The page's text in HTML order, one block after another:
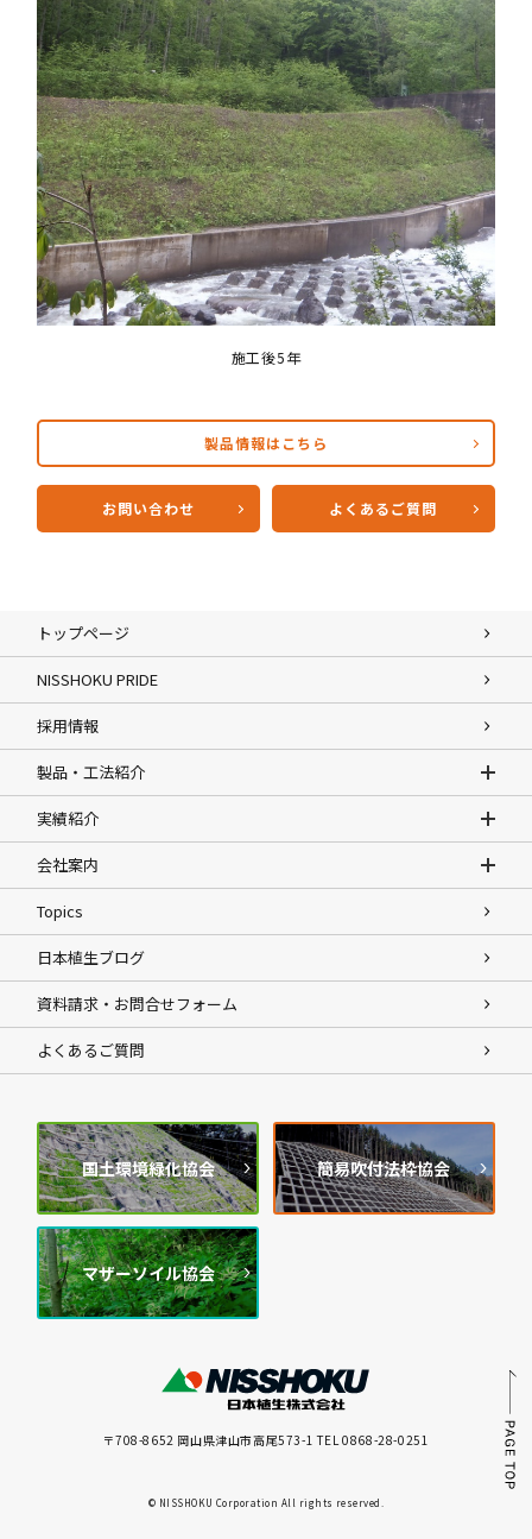
施工後5年
製品情報はこちら
お問い合わせ よくあるご質問
トップページ
NISSHOKU PRIDE
採用情報
製品・工法紹介
実績紹介
会社案内
Topics
日本植生ブログ
資料請求・お問合せフォーム
よくあるご質問
国土環境緑化協会 簡易吹付法枠協会
マザーソイル協会
〒708-8652 岡山県津山市高尾573-1 TEL 0868-28-0251
© NISSHOKU Corporation All rights reserved.